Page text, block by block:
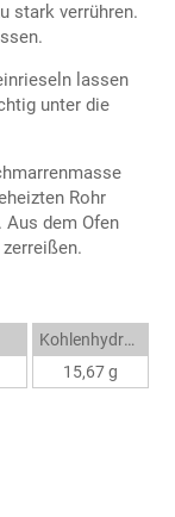
stark verrühren.
lassen
unter die
Rohr
Aus dem Ofen
Kohlenhydrate
15,67 g